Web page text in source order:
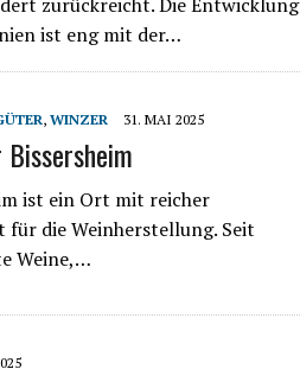
ist eng mit der…
, WINZER 31. MAI 2025
ist ein Ort mit reicher
für die Weinherstellung. Seit
Weine,…